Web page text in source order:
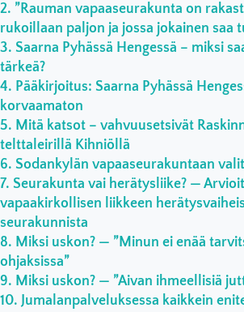
”Rauman vapaaseurakunta on
rukoillaan paljon ja jossa jokainen saa
Saarna Pyhässä Hengessä – miksi
tärkeä?
Pääkirjoitus: Saarna Pyhässä
korvaamaton
Mitä katsot – vahvuusetsivät
telttaleirillä Kihniöllä
Sodankylän vapaaseurakuntaan
Seurakunta vai herätysliike? —
vapaakirkollisen liikkeen
seurakunnista
Miksi uskon? — ”Minun ei enää
ohjaksissa”
Miksi uskon? — ”Aivan ihmeellisiä
Jumalanpalveluksessa kaikkein